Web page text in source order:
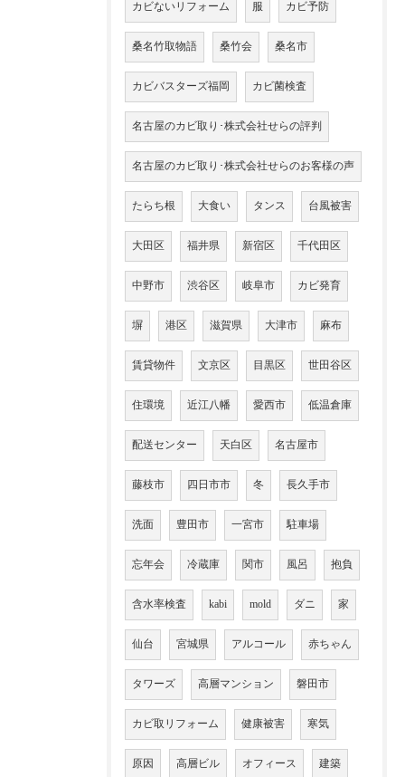
カビないリフォーム 服 カビ予防
桑名竹取物語 桑竹会 桑名市
カビバスターズ福岡 カビ菌検査
名古屋のカビ取り･株式会社せらの評判
名古屋のカビ取り･株式会社せらのお客様の声
たらち根 大食い タンス 台風被害
大田区 福井県 新宿区 千代田区
中野市 渋谷区 岐阜市 カビ発育
塀 港区 滋賀県 大津市 麻布
賃貸物件 文京区 目黒区 世田谷区
住環境 近江八幡 愛西市 低温倉庫
配送センター 天白区 名古屋市
藤枝市 四日市市 冬 長久手市
洗面 豊田市 一宮市 駐車場
忘年会 冷蔵庫 関市 風呂 抱負
含水率検査 kabi mold ダニ 家
仙台 宮城県 アルコール 赤ちゃん
タワーズ 高層マンション 磐田市
カビ取リフォーム 健康被害 寒気
原因 高層ビル オフィース 建築